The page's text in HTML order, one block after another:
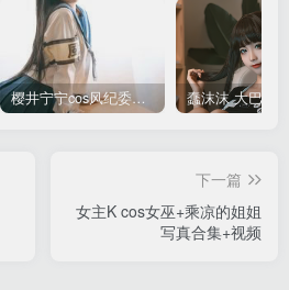
樱井宁宁cos风纪委员写真套图
下一篇
女主K cos女巫+乘凉的姐姐
写真合集+视频